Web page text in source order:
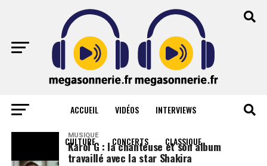
ACCUEIL VIDÉOS INTERVIEWS
CULTURE CONCERTS CLASSIQUE
All posts tagged "actualite musicale"
MUSIQUE
Karol G : la chanteuse et son album
travaillé avec la star Shakira